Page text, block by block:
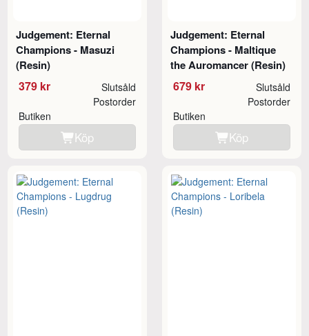
Judgement: Eternal
Champions - Masuzi
(Resin)
379 kr Slutsåld
Butiken
Postorder
Köp
Judgement: Eternal
Champions - Maltique
the Auromancer (Resin)
679 kr Slutsåld
Butiken
Postorder
Köp